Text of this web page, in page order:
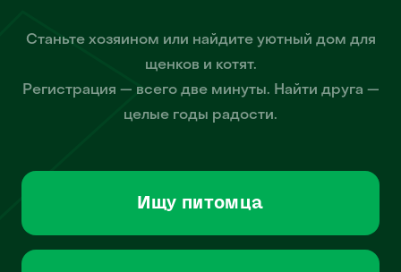
Станьте хозяином или найдите уютный дом для
щенков и котят.
Регистрация — всего две минуты. Найти друга —
целые годы радости.
Ищу питомца